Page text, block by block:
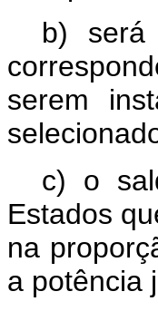
b) será
serem
c) o
Estados
na
a potência